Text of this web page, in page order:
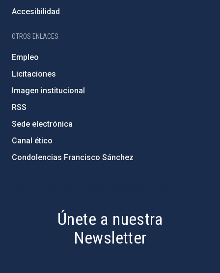
Accesibilidad
OTROS ENLACES
Empleo
Licitaciones
Imagen institucional
RSS
Sede electrónica
Canal ético
Condolencias Francisco Sánchez
Únete a nuestra
Newsletter